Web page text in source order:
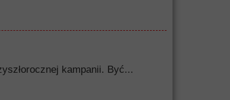
kampanii. Być...